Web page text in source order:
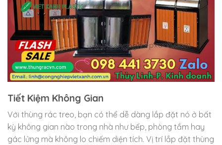
Tiết Kiệm Không Gian
Với thùng rác treo, bạn có thể dễ dàng lắp đặt nó ở bất
kỳ không gian nào trong nhà như bếp, phòng tắm hay
gác lửng mà không lo chiếm diện tích. Vị trí lắp đặt thùng